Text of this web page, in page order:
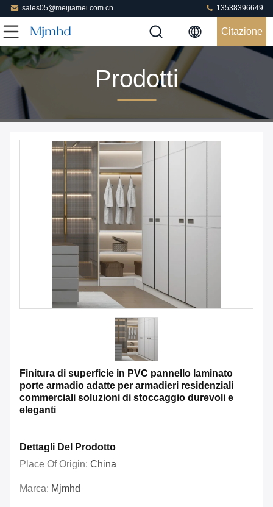
sales05@meijiamei.com.cn 13538396649
Citazione
Prodotti
Finitura di superficie in PVC pannello laminato
porte armadio adatte per armadieri residenziali
commerciali soluzioni di stoccaggio durevoli e
eleganti
Dettagli Del Prodotto
Place Of Origin: China
Marca: Mjmhd